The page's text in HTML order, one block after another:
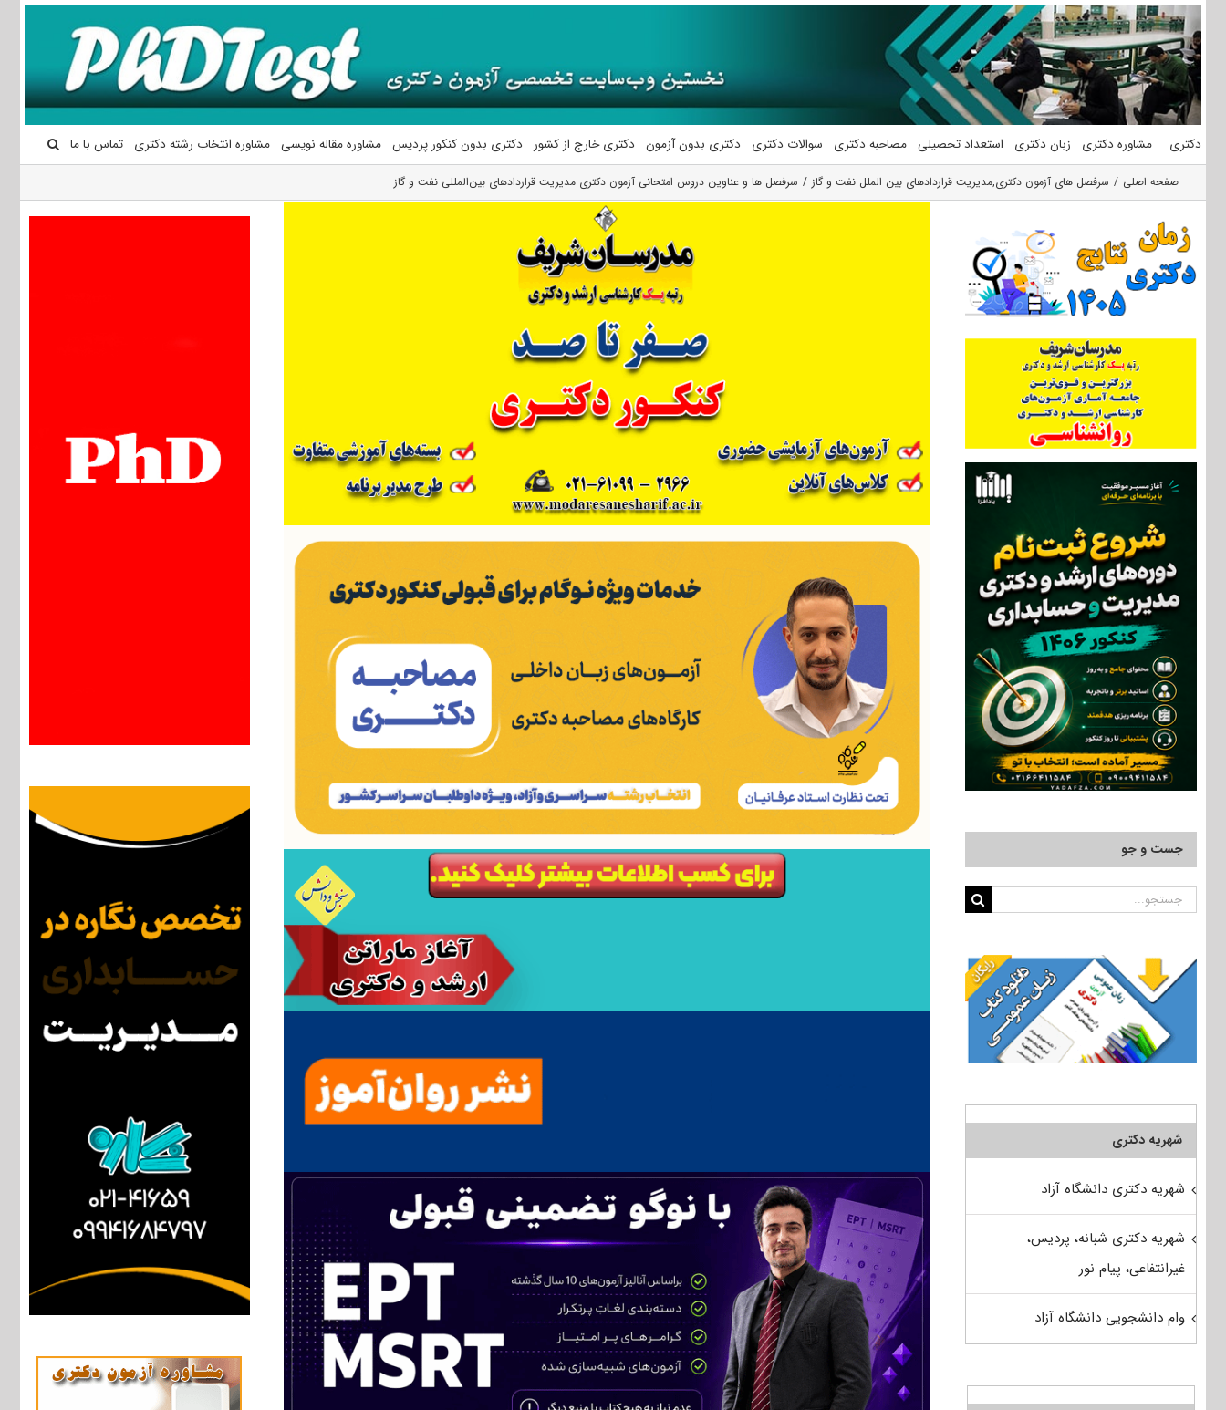
محتوا
دکتری مشاوره دکتری زبان دکتری استعداد تحصیلی مصاحبه دکتری سوالات دکتری دکتری بدون آزمون دکتری خارج از کشور دکتری بدون کنکور پردیس مشاوره مقاله نویسی مشاوره انتخاب رشته دکتری تماس با ما
صفحه اصلی سرفصل های آزمون دکتری,مدیریت قراردادهای بین الملل نفت و گاز سرفصل ها و عناوین دروس امتحانی آزمون دکتری مدیریت قراردادهای بین‌المللی نفت و گاز
جست و جو
جستجو
شهریه دکتری
شهریه دکتری دانشگاه آزاد
شهریه دکتری شبانه، پردیس،
غیرانتفاعی، پیام نور
وام دانشجویی دانشگاه آزاد